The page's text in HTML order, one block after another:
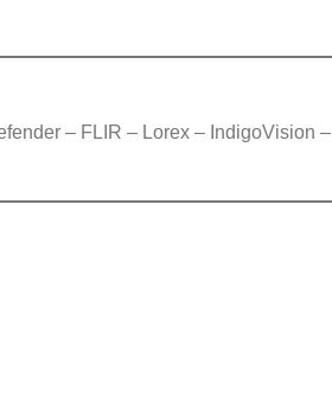
– FLIR – Lorex – IndigoVision –